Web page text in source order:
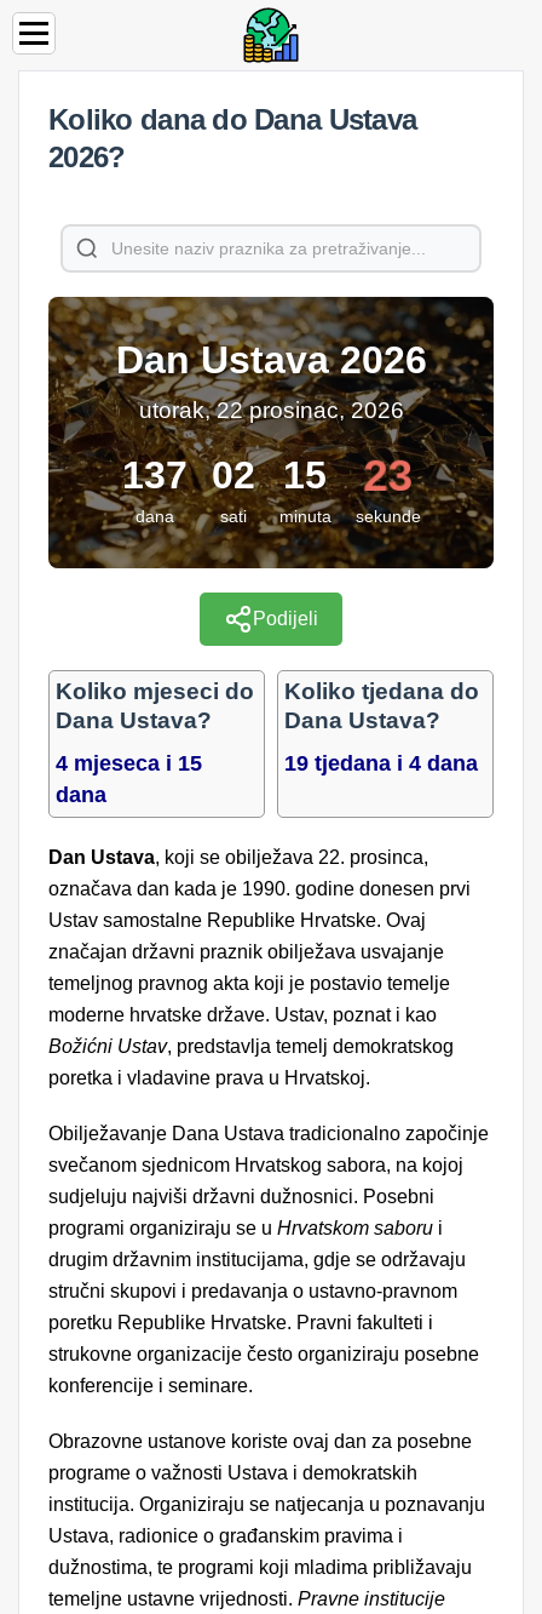
Koliko dana do Dana Ustava
2026?
Dan Ustava 2026
utorak, 22 prosinac, 2026
137
dana
02
sati
15
minuta
23
sekunde
Podijeli
Koliko mjeseci do
Dana Ustava?
4 mjeseca i 15
dana
Koliko tjedana do
Dana Ustava?
19 tjedana i 4 dana
Dan Ustava, koji se obilježava 22. prosinca,
označava dan kada je 1990. godine donesen prvi
Ustav samostalne Republike Hrvatske. Ovaj
značajan državni praznik obilježava usvajanje
temeljnog pravnog akta koji je postavio temelje
moderne hrvatske države. Ustav, poznat i kao
Božićni Ustav, predstavlja temelj demokratskog
poretka i vladavine prava u Hrvatskoj.
Obilježavanje Dana Ustava tradicionalno započinje
svečanom sjednicom Hrvatskog sabora, na kojoj
sudjeluju najviši državni dužnosnici. Posebni
programi organiziraju se u Hrvatskom saboru i
drugim državnim institucijama, gdje se održavaju
stručni skupovi i predavanja o ustavno-pravnom
poretku Republike Hrvatske. Pravni fakulteti i
strukovne organizacije često organiziraju posebne
konferencije i seminare.
Obrazovne ustanove koriste ovaj dan za posebne
programe o važnosti Ustava i demokratskih
institucija. Organiziraju se natjecanja u poznavanju
Ustava, radionice o građanskim pravima i
dužnostima, te programi koji mladima približavaju
temeljne ustavne vrijednosti. Pravne institucije